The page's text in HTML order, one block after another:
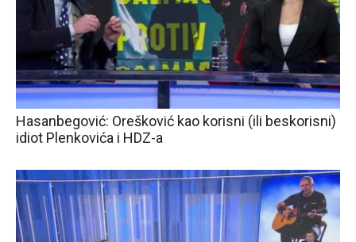
Hasanbegović: Orešković kao korisni (ili beskorisni)
idiot Plenkovića i HDZ-a